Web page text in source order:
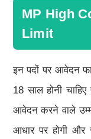
MP High
Limit
इन पदों पर आवेदन
18 साल होनी
आवेदन करने वाले
आधार पर होगी और